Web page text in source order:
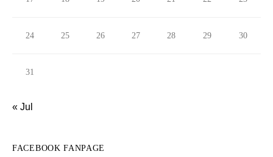
24 25 26 27 28 29 30
31
« Jul
FACEBOOK FANPAGE